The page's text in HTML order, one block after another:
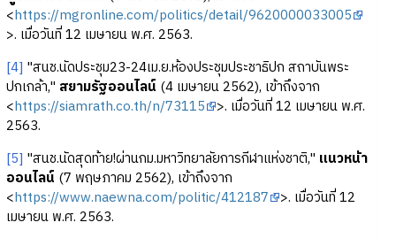
<https://mgronline.com/politics/detail/9620000033005
>. เมื่อวันที่ 12 เมษายน พ.ศ. 2563.
[4] "สนช.นัดประชุม23-24เม.ย.ห้องประชุมประชาธิปก สถาบันพระ
ปกเกล้า," สยามรัฐออนไลน์ (4 เมษายน 2562), เข้าถึงจาก
<https://siamrath.co.th/n/73115 >. เมื่อวันที่ 12 เมษายน พ.ศ.
2563.
[5] "สนช.นัดสุดท้าย!ผ่านกม.มหาวิทยาลัยการกีฬาแห่งชาติ," แนวหน้า
ออนไลน์ (7 พฤษภาคม 2562), เข้าถึงจาก
<https://www.naewna.com/politic/412187 >. เมื่อวันที่ 12
เมษายน พ.ศ. 2563.